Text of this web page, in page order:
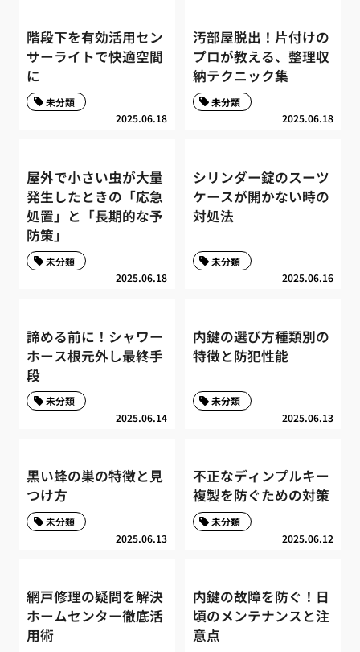
階段下を有効活用セン
サーライトで快適空間
に
2025.06.18
未分類
汚部屋脱出！片付けの
プロが教える、整理収
納テクニック集
2025.06.18
未分類
屋外で小さい虫が大量
発生したときの「応急
処置」と「長期的な予
防策」
2025.06.18
未分類
シリンダー錠のスーツ
ケースが開かない時の
対処法
2025.06.16
未分類
諦める前に！シャワー
ホース根元外し最終手
段
2025.06.14
未分類
内鍵の選び方種類別の
特徴と防犯性能
2025.06.13
未分類
黒い蜂の巣の特徴と見
つけ方
2025.06.13
未分類
不正なディンプルキー
複製を防ぐための対策
2025.06.12
未分類
網戸修理の疑問を解決
ホームセンター徹底活
用術
内鍵の故障を防ぐ！日
頃のメンテナンスと注
意点